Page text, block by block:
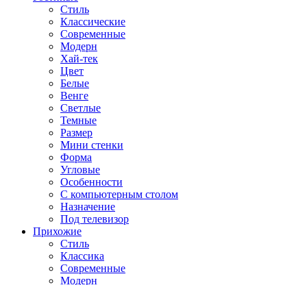
Стиль
Классические
Современные
Модерн
Хай-тек
Цвет
Белые
Венге
Светлые
Темные
Размер
Мини стенки
Форма
Угловые
Особенности
С компьютерным столом
Назначение
Под телевизор
Прихожие
Стиль
Классика
Современные
Модерн